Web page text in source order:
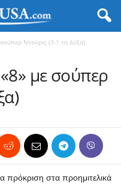
Ντούρις (3-1 τη Δόξα)
με σούπερ
πρόκριση στα προημιτελικά